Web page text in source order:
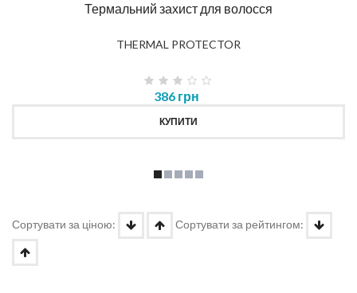
Термальний захист для волосся
THERMAL PROTECTOR
386 грн
КУПИТИ
Сортувати за ціною: Сортувати за рейтингом: